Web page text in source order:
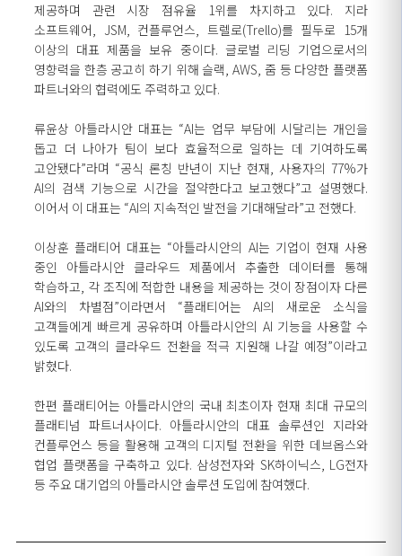
제공하며 관련 시장 점유율 1위를 차지하고 있다. 지라
소프트웨어, JSM, 컨플루언스, 트렐로(Trello)를 필두로 15개
이상의 대표 제품을 보유 중이다. 글로벌 리딩 기업으로서의
영향력을 한층 공고히 하기 위해 슬랙, AWS, 줌 등 다양한 플랫폼
파트너와의 협력에도 주력하고 있다.
류윤상 아틀라시안 대표는 “AI는 업무 부담에 시달리는 개인을
돕고 더 나아가 팀이 보다 효율적으로 일하는 데 기여하도록
고안됐다”라며 “공식 론칭 반년이 지난 현재, 사용자의 77%가
AI의 검색 기능으로 시간을 절약한다고 보고했다”고 설명했다.
이어서 이 대표는 “AI의 지속적인 발전을 기대해달라”고 전했다.
이상훈 플래티어 대표는 “아틀라시안의 AI는 기업이 현재 사용
중인 아틀라시안 클라우드 제품에서 추출한 데이터를 통해
학습하고, 각 조직에 적합한 내용을 제공하는 것이 장점이자 다른
AI와의 차별점”이라면서 “플래티어는 AI의 새로운 소식을
고객들에게 빠르게 공유하며 아틀라시안의 AI 기능을 사용할 수
있도록 고객의 클라우드 전환을 적극 지원해 나갈 예정”이라고
밝혔다.
한편 플래티어는 아틀라시안의 국내 최초이자 현재 최대 규모의
플래티넘 파트너사이다. 아틀라시안의 대표 솔루션인 지라와
컨플루언스 등을 활용해 고객의 디지털 전환을 위한 데브옵스와
협업 플랫폼을 구축하고 있다. 삼성전자와 SK하이닉스, LG전자
등 주요 대기업의 아틀라시안 솔루션 도입에 참여했다.